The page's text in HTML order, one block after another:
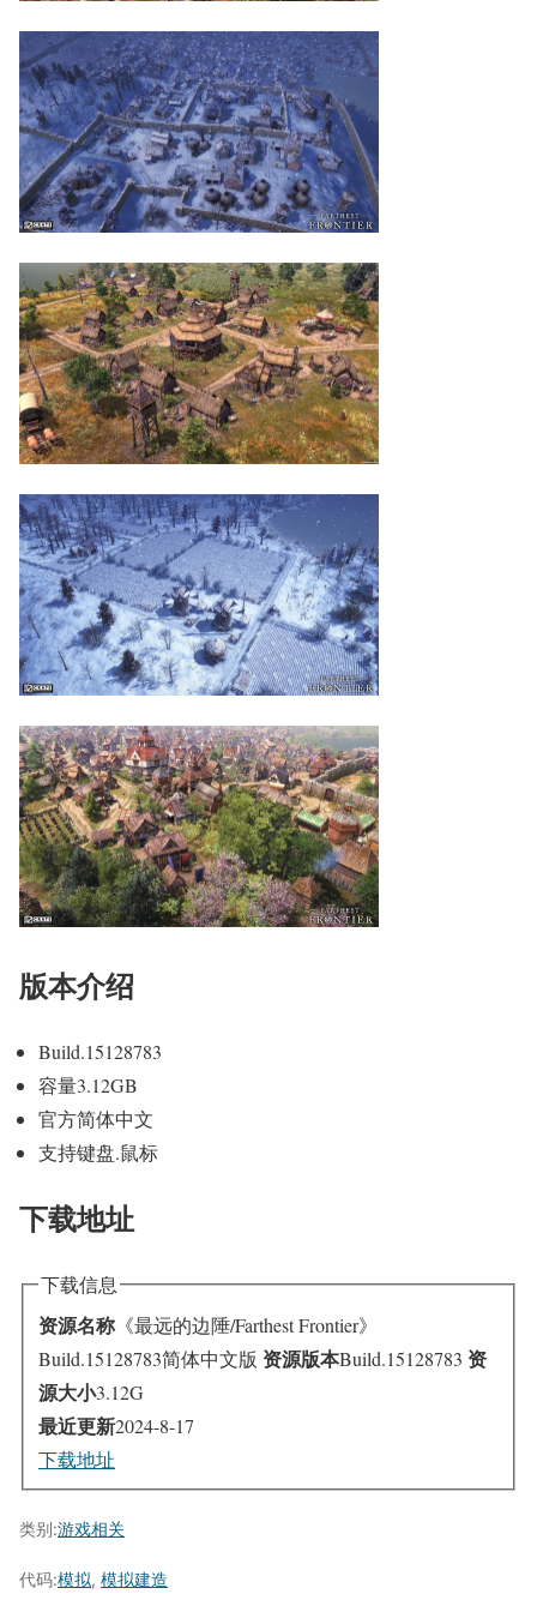
版本介绍
Build.15128783
容量3.12GB
官方简体中文
支持键盘.鼠标
下载地址
下载信息
资源名称 《最远的边陲/Farthest Frontier》
Build.15128783简体中文版 资源版本Build.15128783 资
源大小3.12G
最近更新2024-8-17
下载地址
类别:游戏相关
代码:模拟, 模拟建造